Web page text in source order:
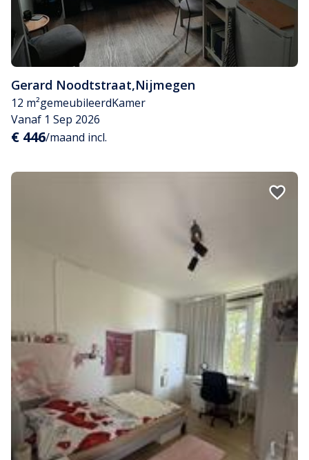
Gerard Noodtstraat,Nijmegen
12 m²gemeubileerdKamer
Vanaf 1 Sep 2026
€ 446/maand incl.